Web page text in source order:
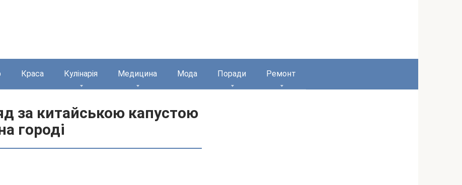
Краса Кулінарія Медицина Мода Поради Ремонт
за китайською капустою
городі